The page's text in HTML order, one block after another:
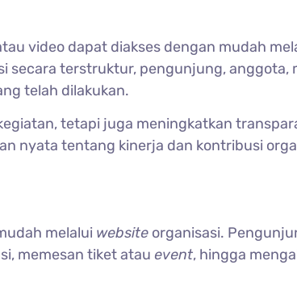
video dapat diakses dengan mudah
secara terstruktur, pengunjung, anggota,
telah dilakukan.
tetapi juga meningkatkan
nyata tentang kinerja dan kontribusi
melalui website organisasi.
memesan tiket atau event, hingga